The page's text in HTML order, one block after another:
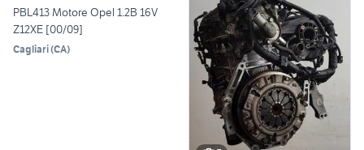
PBL413 Motore Opel 1.2B 16V
Z12XE [00/09]
Cagliari(CA)